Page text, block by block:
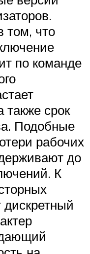
том, что
по команде
также срок
Подобные
рабочих
до
К
дискретный